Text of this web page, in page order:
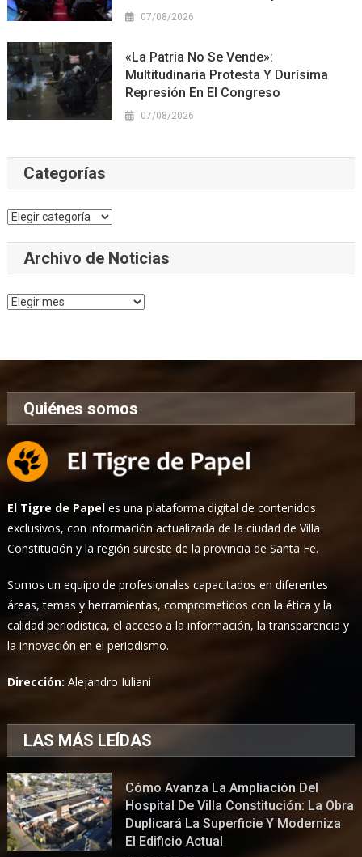
07/08/2026
«La Patria No Se Vende»:
Multitudinaria Protesta Y Durísima
Represión En El Congreso
07/08/2026
Categorías
Categorías
Archivo de Noticias
Archivo
Quiénes somos
El Tigre de Papel es una plataforma digital de contenidos
exclusivos, con información actualizada de la ciudad de Villa
Constitución y la región sureste de la provincia de Santa Fe.
Somos un equipo de profesionales capacitados en diferentes
áreas, temas y herramientas, comprometidos con la ética y la
calidad periodística, el acceso a la información, la transparencia y
la innovación en el periodismo.
Dirección:Alejandro Iuliani
LAS MÁS LEÍDAS
Cómo Avanza La Ampliación Del
Hospital De Villa Constitución: La Obra
Duplicará La Superficie Y Moderniza
El Edificio Actual